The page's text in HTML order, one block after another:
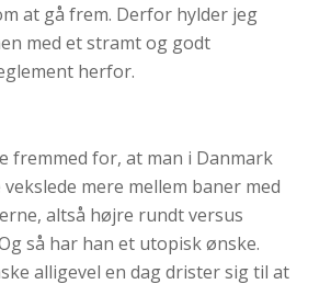
at gå frem. Derfor hylder jeg
med et stramt og godt
herfor.
fremmed for, at man i Danmark
mere mellem baner med
altså højre rundt versus
så har han et utopisk ønske.
alligevel en dag drister sig til at